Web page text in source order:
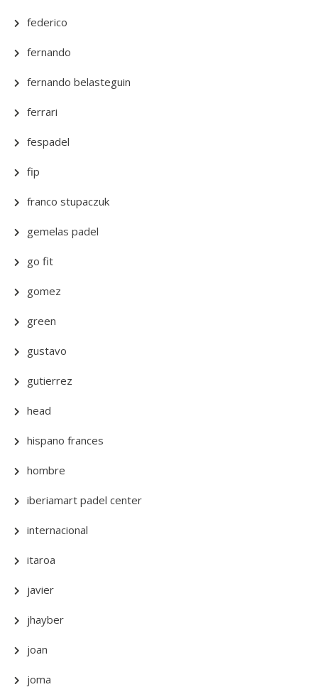
federico
fernando
fernando belasteguin
ferrari
fespadel
fip
franco stupaczuk
gemelas padel
go fit
gomez
green
gustavo
gutierrez
head
hispano frances
hombre
iberiamart padel center
internacional
itaroa
javier
jhayber
joan
joma